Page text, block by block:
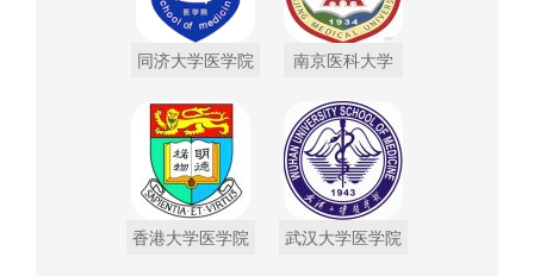
同济大学医学院 南京医科大学
香港大学医学院 武汉大学医学院